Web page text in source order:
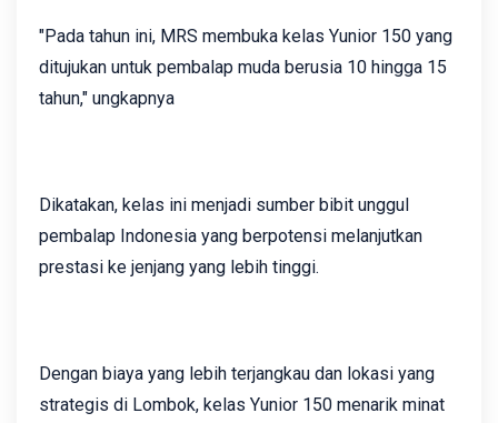
"Pada tahun ini, MRS membuka kelas Yunior 150 yang
ditujukan untuk pembalap muda berusia 10 hingga 15
tahun," ungkapnya
Dikatakan, kelas ini menjadi sumber bibit unggul
pembalap Indonesia yang berpotensi melanjutkan
prestasi ke jenjang yang lebih tinggi.
Dengan biaya yang lebih terjangkau dan lokasi yang
strategis di Lombok, kelas Yunior 150 menarik minat